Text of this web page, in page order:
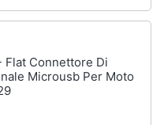
Flat Connettore Di
Microusb Per Moto